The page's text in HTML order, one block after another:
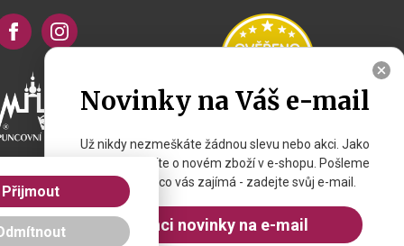
Novinky na Váš e-mail
Už nikdy nezmeškáte žádnou slevu nebo akci. Jako
první se dozvíte o novém zboží v e-shopu. Pošleme
vám jen to, co vás zajímá - zadejte svůj e-mail.
Chci novinky na e-mail
Přijmout